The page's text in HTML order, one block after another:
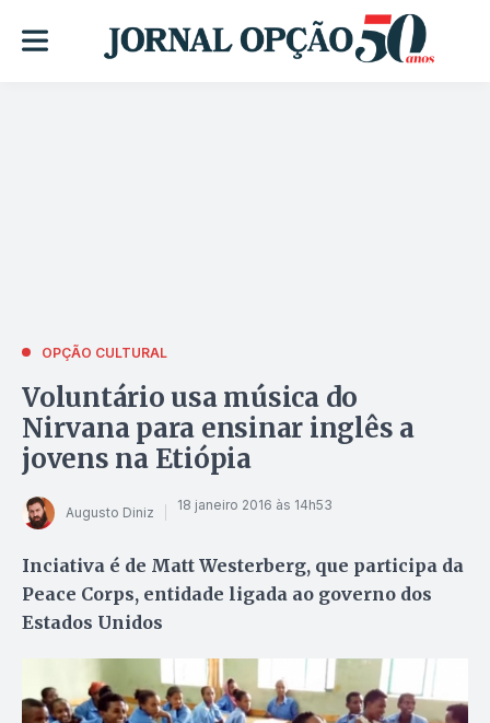
OPÇÃO CULTURAL
Voluntário usa música do
Nirvana para ensinar inglês a
jovens na Etiópia
Augusto Diniz 18 janeiro 2016 às 14h53
Inciativa é de Matt Westerberg, que participa da
Peace Corps, entidade ligada ao governo dos
Estados Unidos